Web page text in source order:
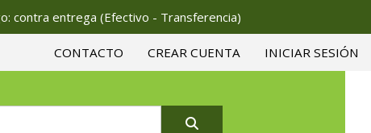
contra entrega (Efectivo - Transferencia)
CONTACTO CREAR CUENTA INICIAR SESIÓN